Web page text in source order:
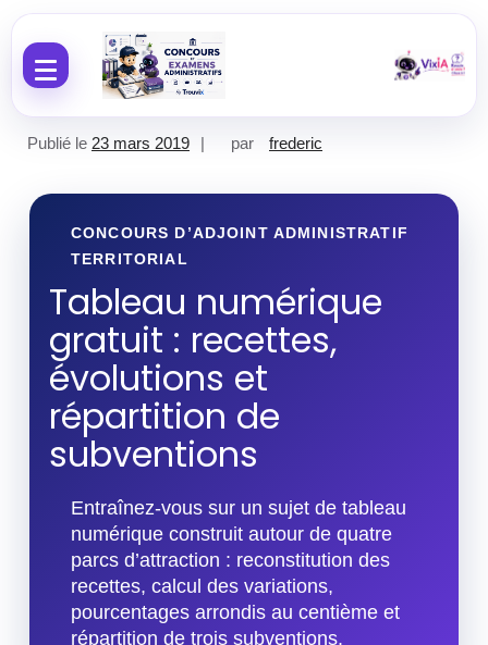
Aller au contenu
Publié le 23 mars 2019 par frederic
CONCOURS D’ADJOINT ADMINISTRATIF
TERRITORIAL
Tableau numérique
gratuit : recettes,
évolutions et
répartition de
subventions
Entraînez-vous sur un sujet de tableau
numérique construit autour de quatre
parcs d’attraction : reconstitution des
recettes, calcul des variations,
pourcentages arrondis au centième et
répartition de trois subventions.